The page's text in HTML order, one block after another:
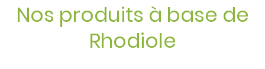
Nos produits à base de
Rhodiole